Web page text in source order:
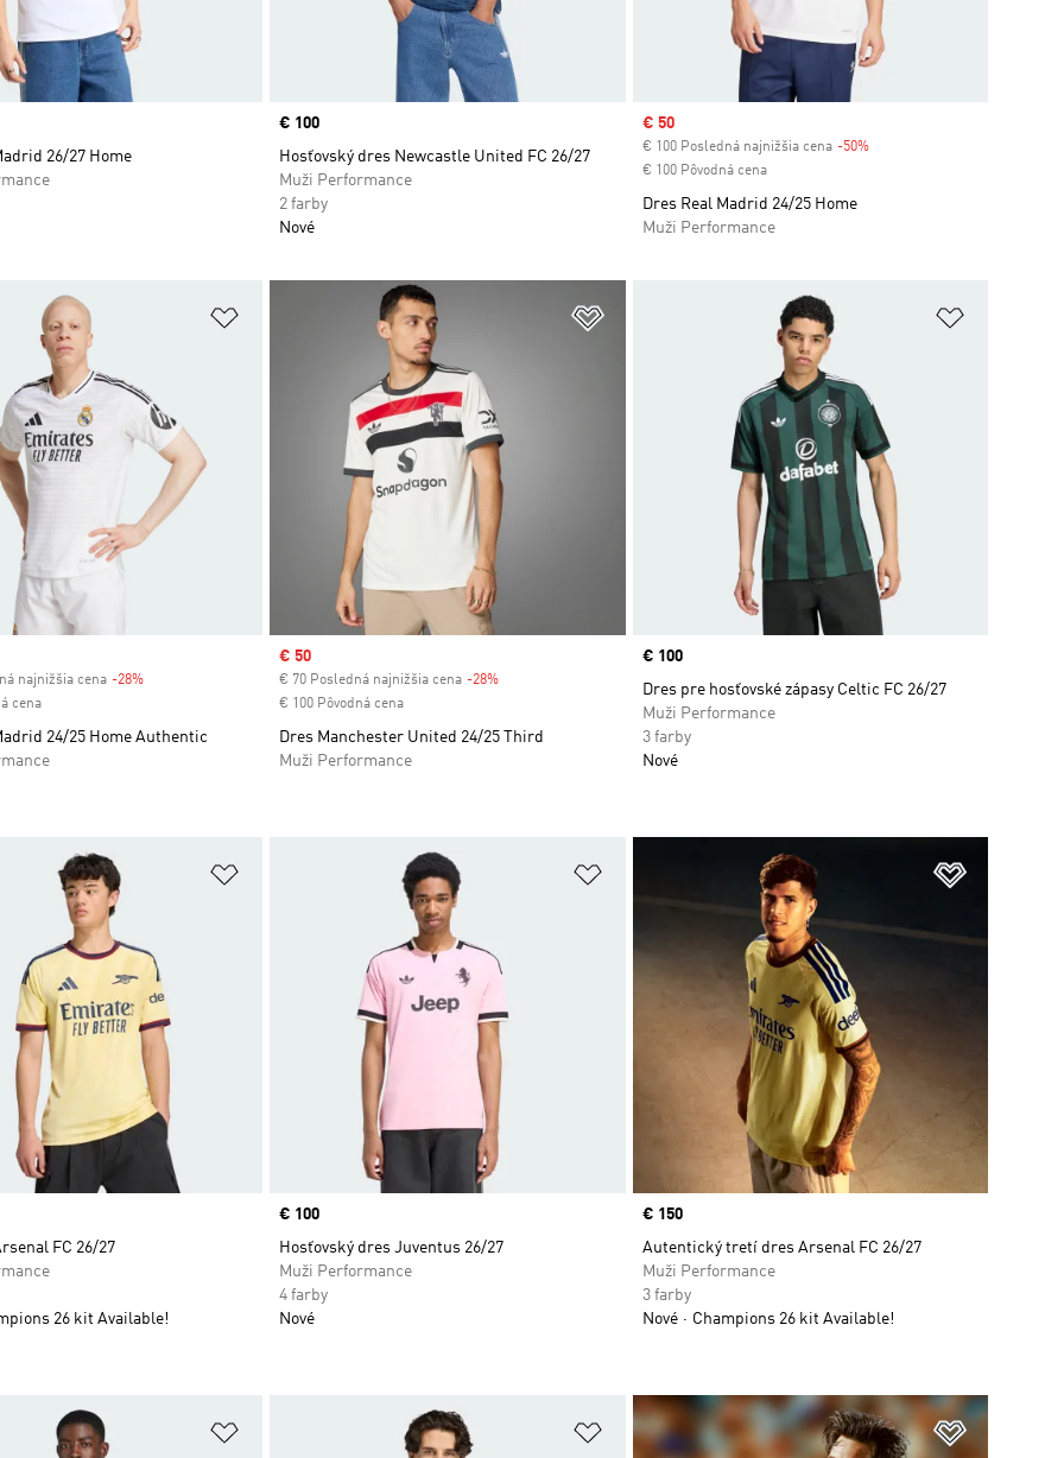
26/27 Home
Price
€ 100
Hosťovský dres Newcastle United FC 26/27
Muži Performance
2 farby
Nové
Sale price
€ 50
€ 100 Posledná najnižšia cena -50%Discount
€ 100 Pôvodná cena
Dres Real Madrid 24/25 Home
Muži Performance
želaných položiek Pridať do zoznamu želaných položiek
najnižšia cena -28%Discount
cena
24/25 Home Authentic
Pridať do zoznamu želaných položiek
Sale price
€ 50
€ 70 Posledná najnižšia cena -28%
€ 100 Pôvodná cena
Dres Manchester United 24/25 Third
Muži Performance
Price
€ 100
Dres pre hosťovské zápasy Celtic FC 26/27
Muži Performance
3 farby
Nové
želaných položiek Pridať do zoznamu želaných položiek
FC 26/27
26 kit Available!
Pridať do zoznamu želaných položiek
Price
€ 100
Hosťovský dres Juventus 26/27
Muži Performance
4 farby
Nové
Price
€ 150
Autentický tretí dres Arsenal FC 26/27
Muži Performance
3 farby
Nové
Champions 26 kit Available!
želaných položiek Pridať do zoznamu želaných položiek Pridať do zoznamu želaných položiek Pridať do